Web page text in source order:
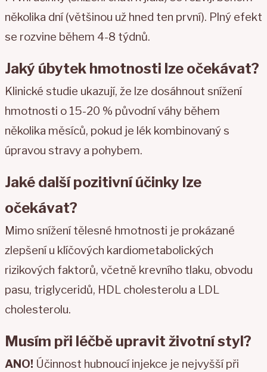
několika dní (většinou už hned ten první). Plný efekt
se rozvine během 4-8 týdnů.
Jaký úbytek hmotnosti lze očekávat?
Klinické studie ukazují, že lze dosáhnout snížení
hmotnosti o 15-20 % původní váhy během
několika měsíců, pokud je lék kombinovaný s
úpravou stravy a pohybem.
Jaké další pozitivní účinky lze
očekávat?
Mimo snížení tělesné hmotnosti je prokázané
zlepšení u klíčových kardiometabolických
rizikových faktorů, včetně krevního tlaku, obvodu
pasu, triglyceridů, HDL cholesterolu a LDL
cholesterolu.
Musím při léčbě upravit životní styl?
ANO! Účinnost hubnoucí injekce je nejvyšší při